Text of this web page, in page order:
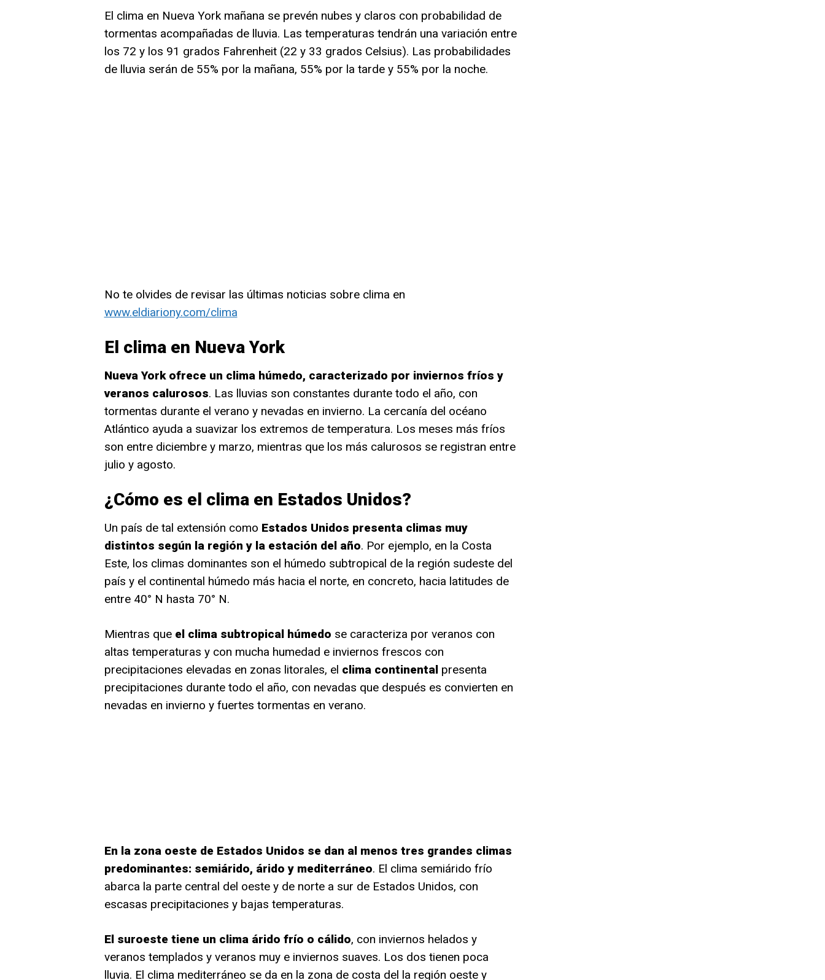
El clima en Nueva York mañana se prevén nubes y claros con probabilidad de
tormentas acompañadas de lluvia. Las temperaturas tendrán una variación entre
los 72 y los 91 grados Fahrenheit (22 y 33 grados Celsius). Las probabilidades
de lluvia serán de 55% por la mañana, 55% por la tarde y 55% por la noche.
No te olvides de revisar las últimas noticias sobre clima en
www.eldiariony.com/clima
El clima en Nueva York
Nueva York ofrece un clima húmedo, caracterizado por inviernos fríos y
veranos calurosos. Las lluvias son constantes durante todo el año, con
tormentas durante el verano y nevadas en invierno. La cercanía del océano
Atlántico ayuda a suavizar los extremos de temperatura. Los meses más fríos
son entre diciembre y marzo, mientras que los más calurosos se registran entre
julio y agosto.
¿Cómo es el clima en Estados Unidos?
Un país de tal extensión como Estados Unidos presenta climas muy
distintos según la región y la estación del año. Por ejemplo, en la Costa
Este, los climas dominantes son el húmedo subtropical de la región sudeste del
país y el continental húmedo más hacia el norte, en concreto, hacia latitudes de
entre 40° N hasta 70° N.
Mientras que el clima subtropical húmedo se caracteriza por veranos con
altas temperaturas y con mucha humedad e inviernos frescos con
precipitaciones elevadas en zonas litorales, el clima continentalpresenta
precipitaciones durante todo el año, con nevadas que después es convierten en
nevadas en invierno y fuertes tormentas en verano.
En la zona oeste de Estados Unidos se dan al menos tres grandes climas
predominantes: semiárido, árido y mediterráneo. El clima semiárido frío
abarca la parte central del oeste y de norte a sur de Estados Unidos, con
escasas precipitaciones y bajas temperaturas.
El suroeste tiene un clima árido frío o cálido, con inviernos helados y
veranos templados y veranos muy e inviernos suaves. Los dos tienen poca
lluvia. El clima mediterráneo se da en la zona de costa del la región oeste y